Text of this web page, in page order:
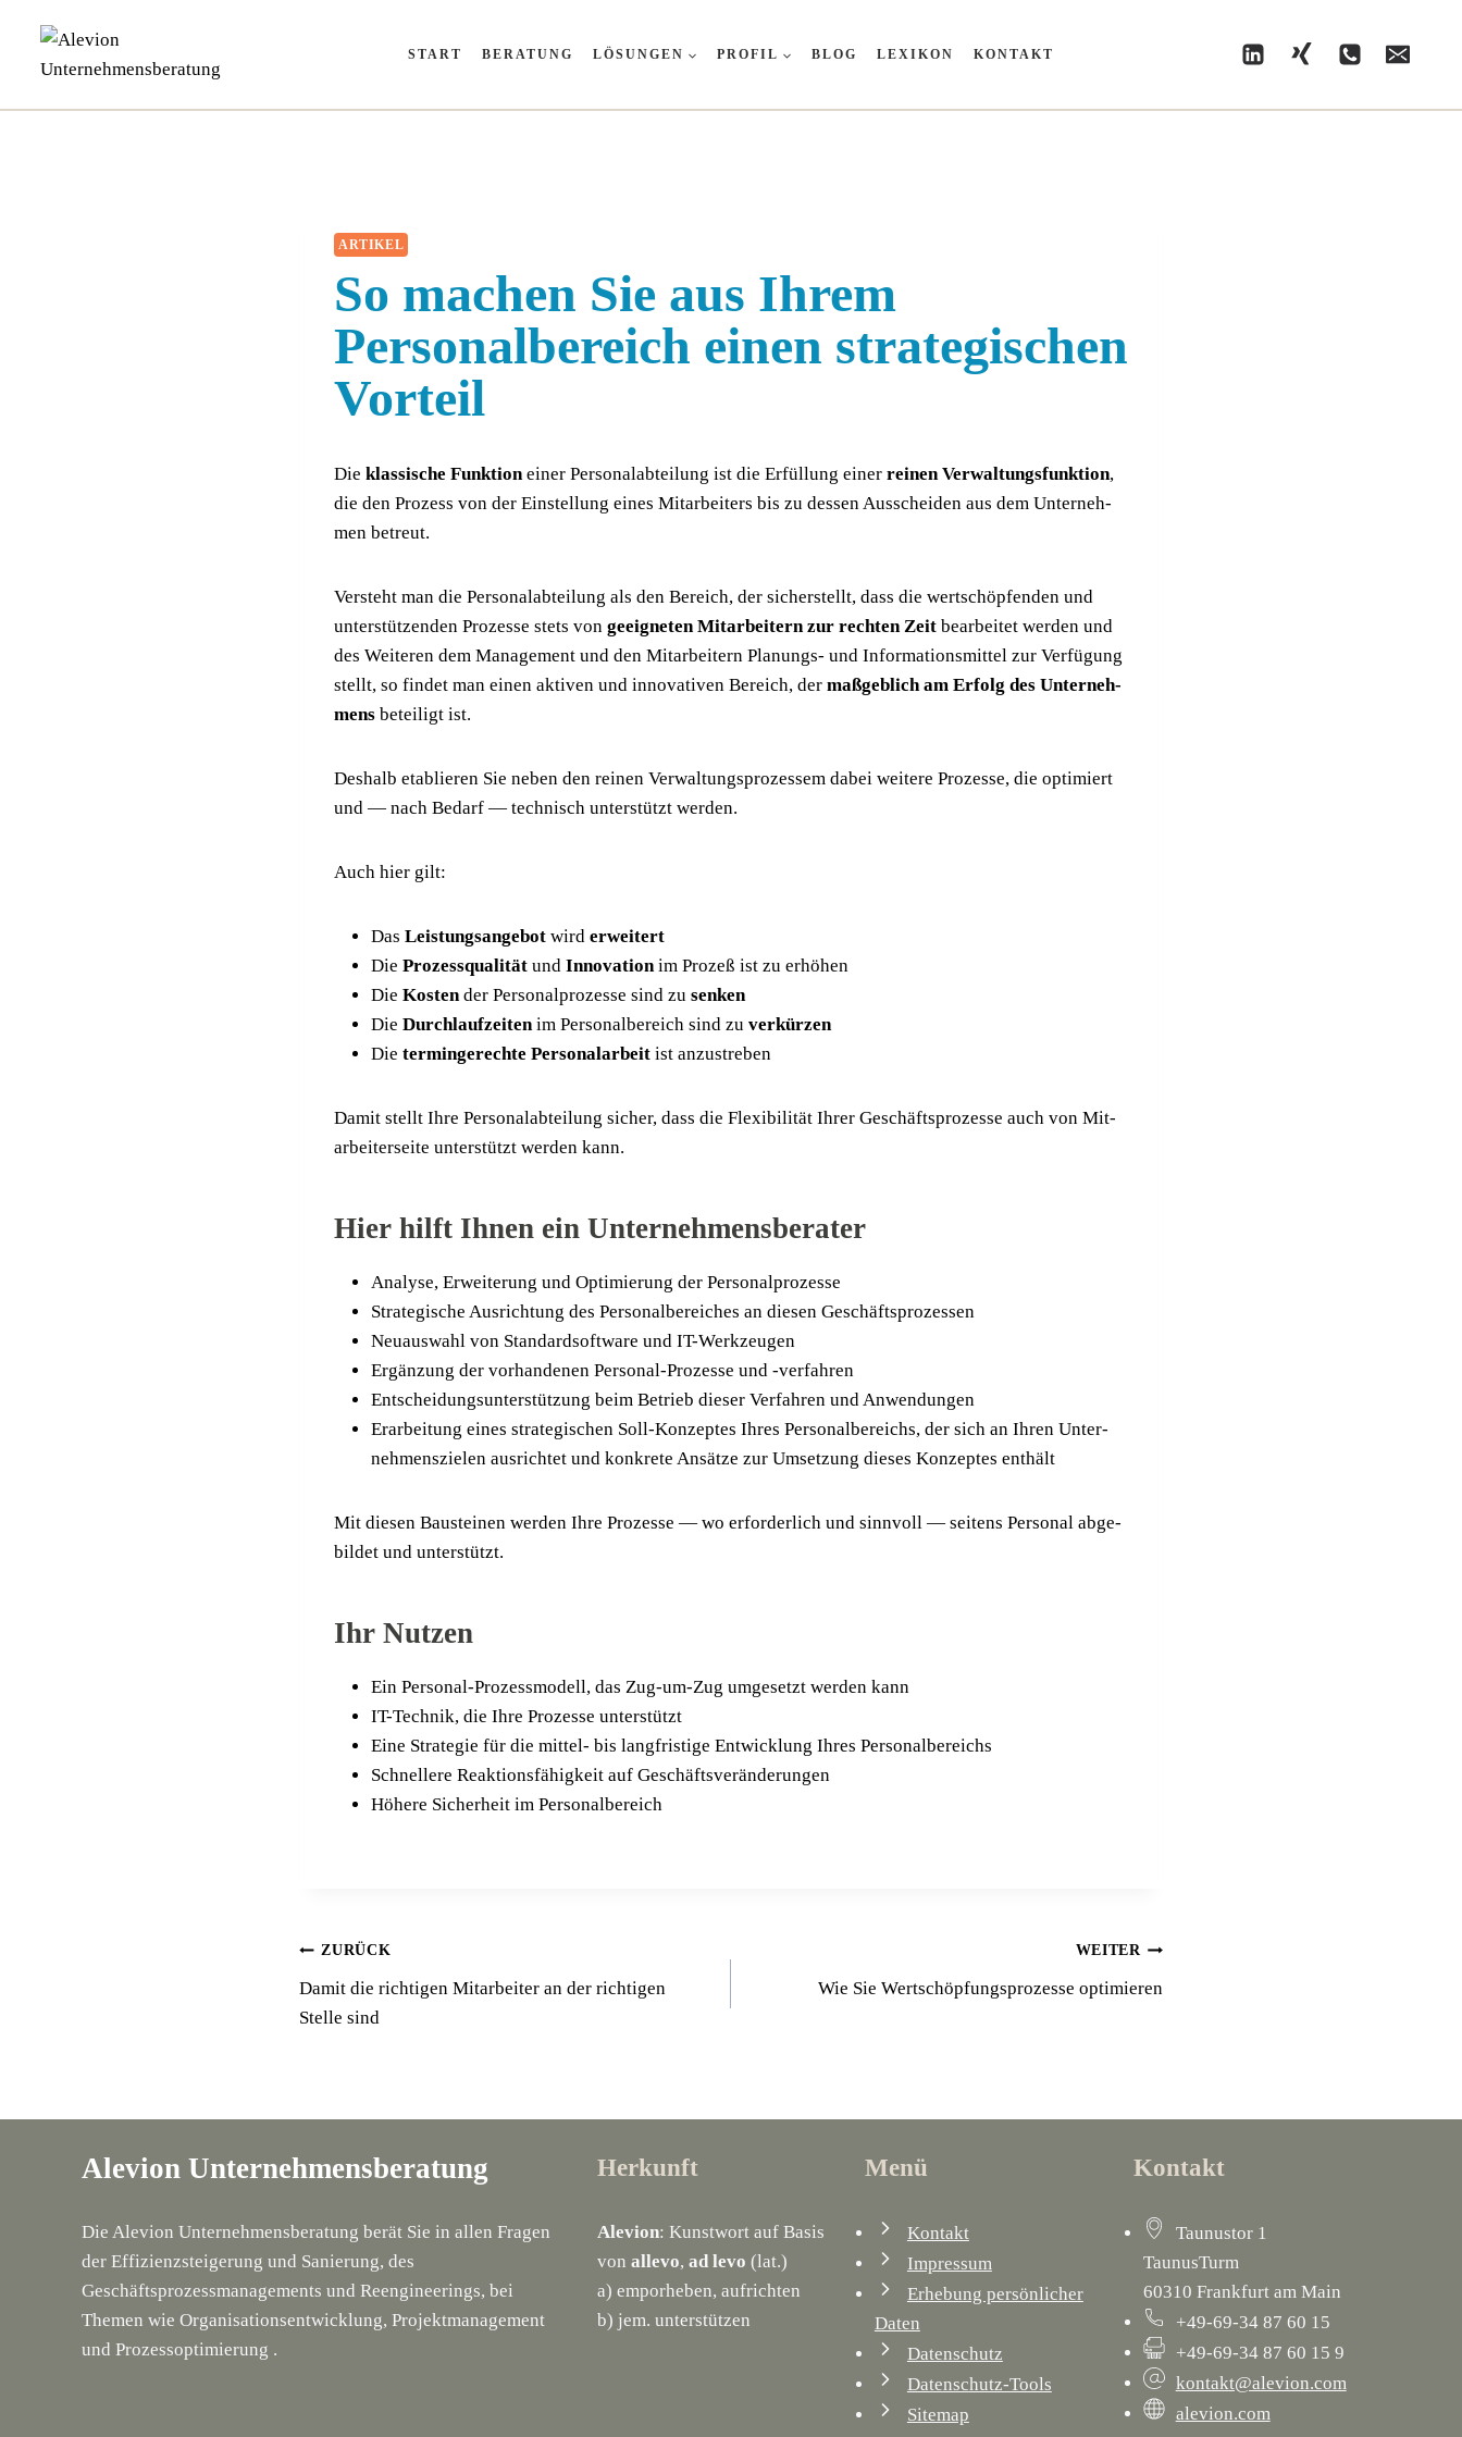
Inhalt
springen
START BERATUNG LÖSUNGEN PROFIL BLOG LEXIKON KONTAKT
ARTIKEL
So machen Sie aus Ihrem
Personalbereich einen strategischen
Vorteil
Die klas­si­sche Funk­ti­oneiner Per­so­nal­ab­tei­lung ist die Erfül­lung einer rei­nen Ver­wal­tungs­funk­ti­on,
die den Pro­zess von der Ein­stel­lung eines Mit­ar­bei­ters bis zu des­sen Aus­schei­den aus dem Unter­neh­
men betreut.
Ver­steht man die Per­so­nal­ab­tei­lung als den Bereich, der sicher­stellt, dass die wert­schöp­fen­den und
unter­stüt­zen­den Pro­zes­se stets von geeig­ne­ten Mit­ar­bei­tern zur rech­ten Zeit bear­bei­tet wer­den und
des Wei­te­ren dem Manage­ment und den Mit­ar­bei­tern Pla­nungs- und Infor­ma­ti­ons­mit­tel zur Ver­fü­gung
stellt, so fin­det man einen akti­ven und inno­va­ti­ven Bereich, der maß­geb­lich am Erfolg des Unter­neh­
mens betei­ligt ist.
Des­halb eta­blie­ren Sie neben den rei­nen Ver­wal­tungs­pro­zes­sem dabei wei­te­re Pro­zes­se, die opti­miert
und — nach Bedarf — tech­nisch unter­stützt werden.
Auch hier gilt:
Das Leis­tungs­an­ge­bot wird erwei­tert
Die Pro­zess­qua­li­tät und Inno­va­ti­onim Pro­zeß ist zu erhöhen
Die Kos­tender Per­so­nal­pro­zes­se sind zu sen­ken
Die Durch­lauf­zei­tenim Per­so­nal­be­reich sind zu ver­kür­zen
Die ter­min­ge­rech­te Per­so­nal­ar­beit ist anzustreben
Damit stellt Ihre Per­so­nal­ab­tei­lung sicher, dass die Fle­xi­bi­li­tät Ihrer Geschäfts­pro­zes­se auch von Mit­
ar­bei­ter­sei­te unter­stützt wer­den kann.
Hier hilft Ihnen ein Unternehmensberater
Ana­ly­se, Erwei­te­rung und Opti­mie­rung der Personalprozesse
Stra­te­gi­sche Aus­rich­tung des Per­so­nal­be­rei­ches an die­sen Geschäftsprozessen
Neu­aus­wahl von Stan­dard­soft­ware und IT-Werkzeugen
Ergän­zung der vor­han­de­nen Per­so­nal-Pro­zes­se und ‑ver­fah­ren
Ent­schei­dungs­un­ter­stüt­zung beim Betrieb die­ser Ver­fah­ren und Anwendungen
Erar­bei­tung eines stra­te­gi­schen Soll-Kon­zep­tes Ihres Per­so­nal­be­reichs, der sich an Ihren Unter­
neh­mens­zie­len aus­rich­tet und kon­kre­te Ansät­ze zur Umset­zung die­ses Kon­zep­tes enthält
Mit die­sen Bau­stei­nen wer­den Ihre Pro­zes­se — wo erfor­der­lich und sinn­voll — sei­tens Per­so­nal abge­
bil­det und unterstützt.
Ihr Nutzen
Ein Per­so­nal-Pro­zess­mo­dell, das Zug-um-Zug umge­setzt wer­den kann
IT-Tech­nik, die Ihre Pro­zes­se unterstützt
Eine Stra­te­gie für die mit­tel- bis lang­fris­ti­ge Ent­wick­lung Ihres Personalbereichs
Schnel­le­re Reak­ti­ons­fä­hig­keit auf Geschäftsveränderungen
Höhe­re Sicher­heit im Personalbereich
Beitragsnavigation
ZURÜCK
Damit die richtigen Mitarbeiter an der richtigen
Stelle sind
WEITER
Wie Sie Wertschöpfungsprozesse optimieren
Alevion Unternehmensberatung
Die Alevion Unternehmensberatung berät Sie in allen Fragen
der Effizienzsteigerung und Sanierung, des
Geschäftsprozessmanagements und Reengineerings, bei
Themen wie Organisationsentwicklung, Projektmanagement
und Prozessoptimierung .
Herkunft
Alevion: Kunstwort auf Basis
von allevo, ad levo (lat.)
a) emporheben, aufrichten
b) jem. unterstützen
Menü
Kontakt
Impressum
Erhebung persönlicher
Daten
Datenschutz
Datenschutz-Tools
Sitemap
Kontakt
Taunustor 1
TaunusTurm
60310 Frankfurt am Main
+49-69-34 87 60 15
+49-69-34 87 60 15 9
kontakt@alevion.com
alevion.com